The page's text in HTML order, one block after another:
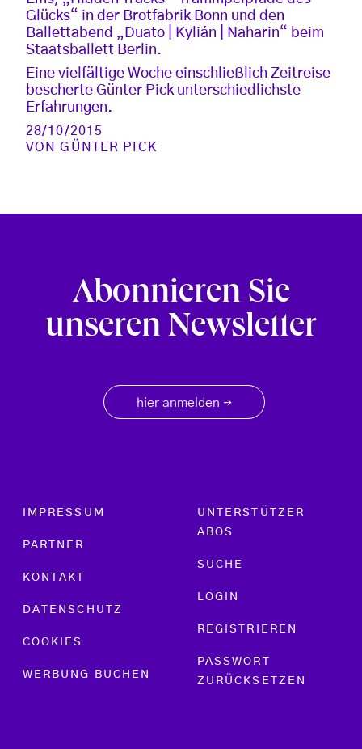
Glücks“ in der Brotfabrik Bonn und den
Ballettabend „Duato | Kylián | Naharin“ beim
Staatsballett Berlin.
Eine vielfältige Woche einschließlich Zeitreise
bescherte Günter Pick unterschiedlichste
Erfahrungen.
28/10/2015
VONGÜNTER PICK
Abonnieren Sie
unseren Newsletter
hier anmelden →
Footer menu
IMPRESSUM
PARTNER
KONTAKT
DATENSCHUTZ
COOKIES
WERBUNG BUCHEN
UNTERSTÜTZER
ABOS
SUCHE
LOGIN
REGISTRIEREN
PASSWORT
ZURÜCKSETZEN